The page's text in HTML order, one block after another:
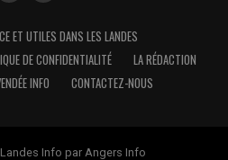
ET UTILES DANS LES LANDES
DE CONFIDENTIALITÉ
LA RÉDACTION
INFO CONTACTEZ-NOUS
Info par Angers Info